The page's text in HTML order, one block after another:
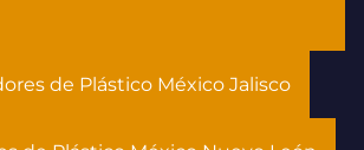
de Plástico México Jalisco